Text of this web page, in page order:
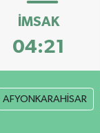
İMSAK
04:21
AFYONKARAHİSAR